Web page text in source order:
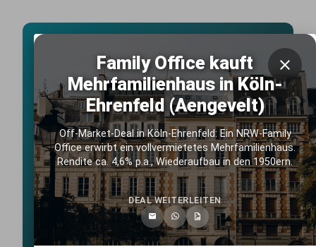
Deutschlands führende
Immobilientransaktions-Datenbank
Exklusive Einblicke in die wichtigsten Immobiliendeals ab
2025. Umfassend recherchiert vom erfahrenen
Listenchampion.de Team, täglich aktualisiert, kostenlos
zugänglich.
1033
LIVE TRANSAKTIONEN
431+
DEUTSCHE STÄDTE
640+
MARKTAKTEURE
Family Office kauft
Mehrfamilienhaus in Köln-
Ehrenfeld (Aengevelt)
Off-Market-Deal in Köln-Ehrenfeld: Ein NRW-Family
Office erwirbt ein vollvermietetes Mehrfamilienhaus.
Rendite ca. 4,6% p.a., Wiederaufbau in den 1950ern.
DEAL WEITERLEITEN